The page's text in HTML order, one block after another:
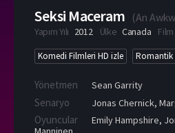
Seksi Maceram (An
Yapım Yılı 2012 Ülke Canada
Komedi Filmleri HD izle Romantik
Yönetmen Sean Garrity
Senaryo Jonas Chernick,
Oyuncular Emily Hampshire,